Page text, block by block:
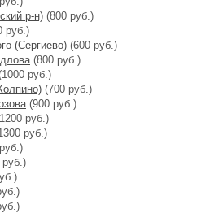
р-н) (800 руб.)
руб.)
(Сергиево) (600 руб.)
(800 руб.)
руб.)
(700 руб.)
(900 руб.)
руб.)
руб.)
руб.)